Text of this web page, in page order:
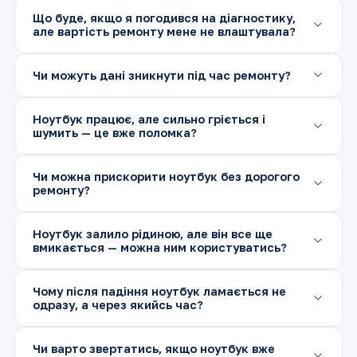
дешевше за новий ноутбук. Після діагностики ми
чесно скажемо, чи виправдано ремонтувати саме
вашу модель.
Що буде, якщо я погодився на діагностику,
але вартість ремонту мене не влаштувала?
пояснимо причину несправності та можливі
варіанти рішення — остаточне рішення завжди за
вами.
Чи можуть дані зникнути під час ремонту?
не зачіпаються, але у складних випадках із
накопичувачем ризик існує. Ми завжди
попереджаємо про це заздалегідь.
Ноутбук працює, але сильно гріється і
шумить — це вже поломка?
з ладу відеочіп або материнську плату.
Профілактика зараз обходиться значно дешевше за
складний ремонт пізніше.
Чи можна прискорити ноутбук без дорогого
ремонту?
додати оперативної пам’яті та почистити систему
від зайвого — це помітно пришвидшує навіть старі
моделі.
Ноутбук залило рідиною, але він все ще
вмикається — можна ним користуватись?
контактів вже почалась, і подальше використання
суттєво знижує шанси на успішний ремонт.
Чому після падіння ноутбук ламається не
одразу, а через якийсь час?
нерідко проявляються з затримкою в кілька днів
Чи варто звертатись, якщо ноутбук вже